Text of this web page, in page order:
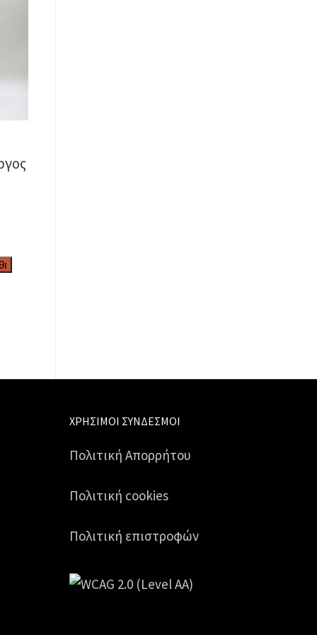
ΧΡΉΣΙΜΟΙ ΣΎΝΔΕΣΜΟΙ
Πολιτική Απορρήτου
Πολιτική cookies
Πολιτική επιστροφών